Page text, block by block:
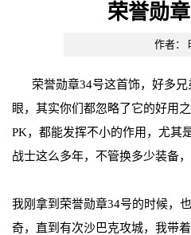
荣誉勋
作者：
荣誉勋章34号这首饰，好多
眼，其实你们都忽略了它的好用
PK，都能发挥不小的作用，尤其
战士这么多年，不管换多少装备
我刚拿到荣誉勋章34号的时候，
奇，直到有次沙巴克攻城，我带